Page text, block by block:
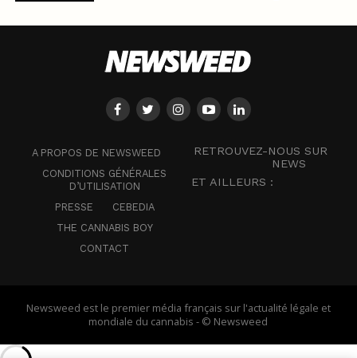
A PROPOS DE NEWSWEED
CONDITIONS GÉNÉRALES
D’UTILISATION
PRESSE
CEBEDIA
THE CANNABIS BOY
CONTACT
RETROUVEZ-NOUS SUR
NEWS
ET AILLEURS :
Newsweed est le premier média français sur l'actualité légale et
mondiale du cannabis - © Newsweed